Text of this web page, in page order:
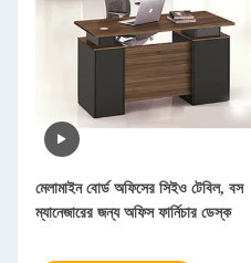
মেলামাইন বোর্ড অফিসের সিইও টেবিল, বস
ম্যানেজারের জন্য অফিস ফার্নিচার ডেস্ক